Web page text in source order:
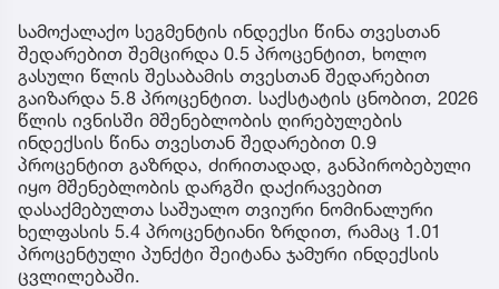
სამოქალაქო სეგმენტის ინდექსი წინა თვესთან
შედარებით შემცირდა 0.5 პროცენტით, ხოლო
გასული წლის შესაბამის თვესთან შედარებით
გაიზარდა 5.8 პროცენტით. საქსტატის ცნობით, 2026
წლის ივნისში მშენებლობის ღირებულების
ინდექსის წინა თვესთან შედარებით 0.9
პროცენტით გაზრდა, ძირითადად, განპირობებული
იყო მშენებლობის დარგში დაქირავებით
დასაქმებულთა საშუალო თვიური ნომინალური
ხელფასის 5.4 პროცენტიანი ზრდით, რამაც 1.01
პროცენტული პუნქტი შეიტანა ჯამური ინდექსის
ცვლილებაში.